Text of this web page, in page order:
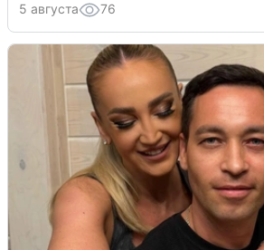
5 августа 76